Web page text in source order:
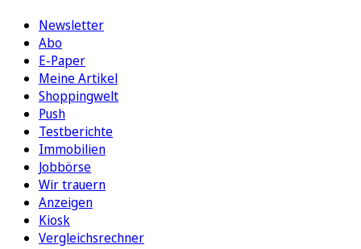
Newsletter
Abo
E-Paper
Meine Artikel
Shoppingwelt
Push
Testberichte
Immobilien
Jobbörse
Wir trauern
Anzeigen
Kiosk
Vergleichsrechner